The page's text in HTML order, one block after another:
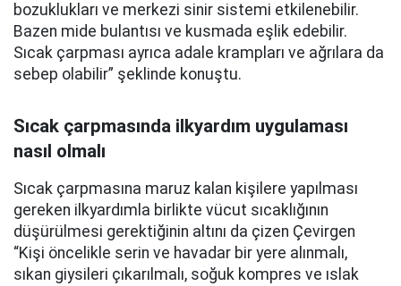
bozuklukları ve merkezi sinir sistemi etkilenebilir.
Bazen mide bulantısı ve kusmada eşlik edebilir.
Sıcak çarpması ayrıca adale krampları ve ağrılara da
sebep olabilir” şeklinde konuştu.
Sıcak çarpmasında ilkyardım uygulaması
nasıl olmalı
Sıcak çarpmasına maruz kalan kişilere yapılması
gereken ilkyardımla birlikte vücut sıcaklığının
düşürülmesi gerektiğinin altını da çizen Çevirgen
“Kişi öncelikle serin ve havadar bir yere alınmalı,
sıkan giysileri çıkarılmalı, soğuk kompres ve ıslak